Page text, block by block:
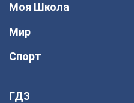
Моя Школа
Мир
Спорт
ГДЗ